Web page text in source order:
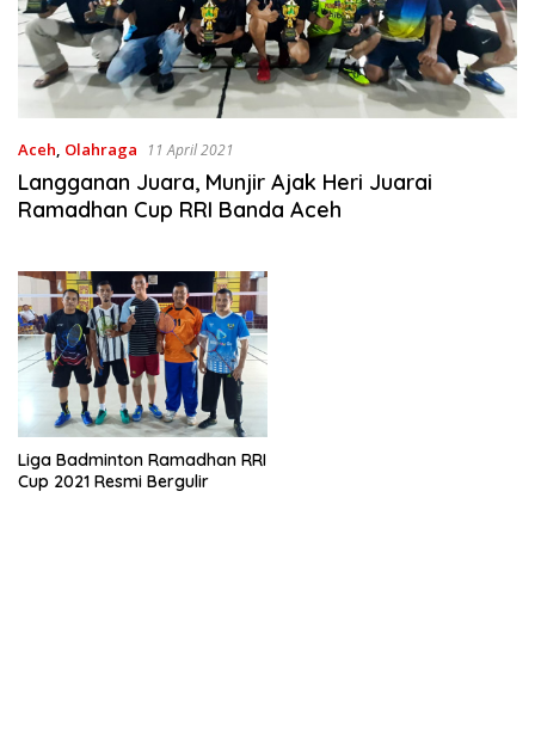
Aceh, Olahraga 11 April 2021
Langganan Juara, Munjir Ajak Heri Juarai
Ramadhan Cup RRI Banda Aceh
Liga Badminton Ramadhan RRI
Cup 2021 Resmi Bergulir